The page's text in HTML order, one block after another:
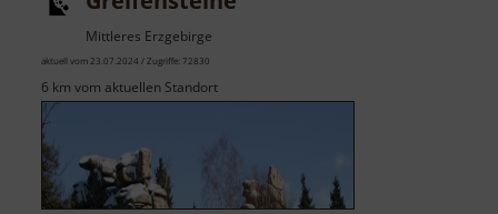
Mittleres Erzgebirge
aktuell vom 23.07.2024 / Zugriffe: 72830
6 km vom aktuellen Standort